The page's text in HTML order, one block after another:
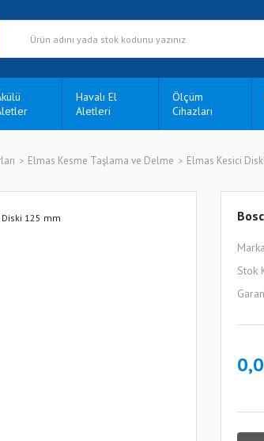
Havalı El
Aletleri
Ölçüm
Cihazları
Elmas Kesme Taşlama ve Delme Elmas Kesici
Marka
Stok